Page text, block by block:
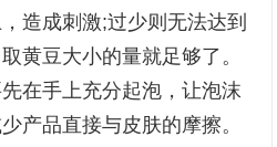
造成刺激;过少则无法达到
黄豆大小的量就足够了。
在手上充分起泡，让泡沫
产品直接与皮肤的摩擦。